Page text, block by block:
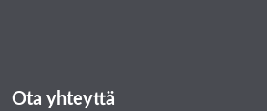
Ota yhteyttä